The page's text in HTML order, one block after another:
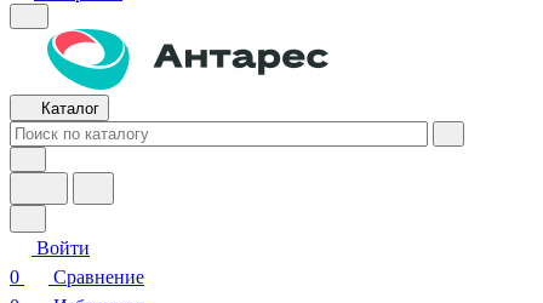
Каталог
Войти
0
Сравнение